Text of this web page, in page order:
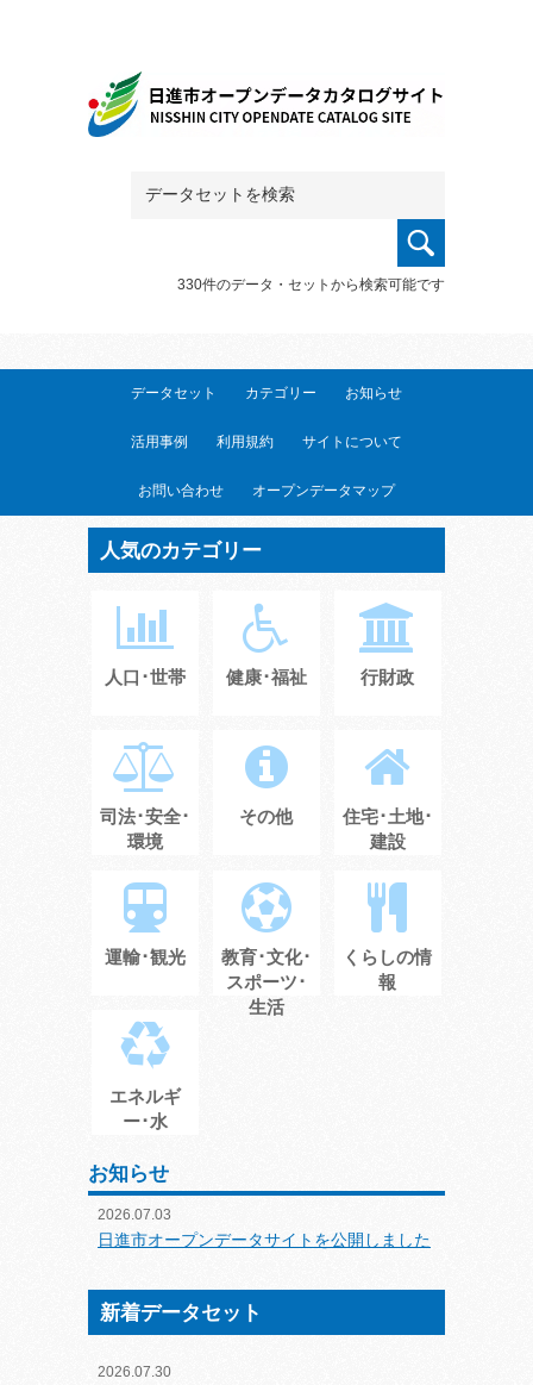
330件のデータ・セットから検索可能です
データセット カテゴリー お知らせ
活用事例 利用規約 サイトについて
お問い合わせ オープンデータマップ
人気のカテゴリー
人口･世帯 健康･福祉 行財政
司法･安全･
環境
その他
住宅･土地･
建設
運輸･観光
教育･文化･
スポーツ･
生活
くらしの情
報
エネルギ
ー･水
お知らせ
2026.07.03
日進市オープンデータサイトを公開しました
新着データセット
2026.07.30